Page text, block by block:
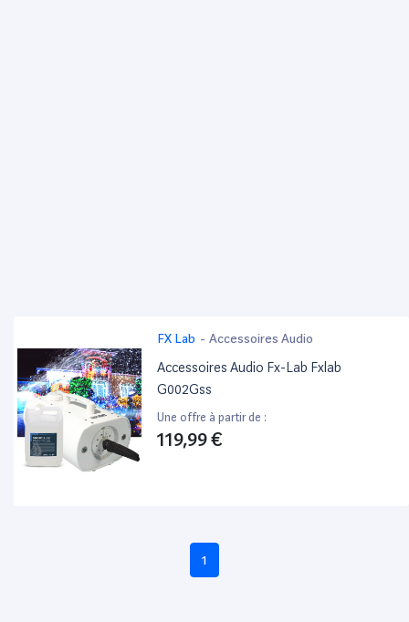
FX Lab - Accessoires Audio
Accessoires Audio Fx-Lab Fxlab
G002Gss
Une offre à partir de :
119,99 €
1